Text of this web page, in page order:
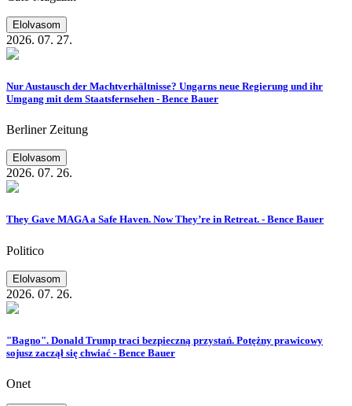
Elolvasom
2026. 07. 27.
Nur Austausch der Machtverhältnisse? Ungarns neue Regierung und ihr
Umgang mit dem Staatsfernsehen - Bence Bauer
Berliner Zeitung
Elolvasom
2026. 07. 26.
They Gave MAGA a Safe Haven. Now They’re in Retreat. - Bence Bauer
Politico
Elolvasom
2026. 07. 26.
"Bagno". Donald Trump traci bezpieczną przystań. Potężny prawicowy
sojusz zaczął się chwiać - Bence Bauer
Onet